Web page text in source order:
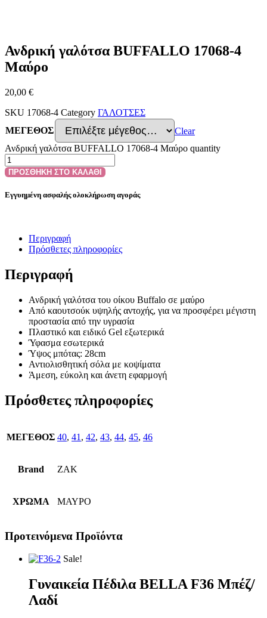
Ανδρική γαλότσα BUFFALLO 17068-4
Μαύρο
20,00 €
SKU 17068-4 Category ΓΑΛΟΤΣΕΣ
ΜΕΓΕΘΟΣ
Clear
Ανδρική γαλότσα BUFFALLO 17068-4 Μαύρο quantity
ΠΡΟΣΘΗΚΗ ΣΤΟ ΚΑΛΑΘΙ
Εγγυημένη ασφαλής ολοκλήρωση αγοράς
Περιγραφή
Πρόσθετες πληροφορίες
Περιγραφή
Ανδρική γαλότσα του οίκου Buffalo σε μαύρο
Από καουτσούκ υψηλής αντοχής, για να προσφέρει μέγιστη
προστασία από την υγρασία
Πλαστικό και ειδικό Gel εξωτερικά
Ύφασμα εσωτερικά
Ύψος μπότας: 28cm
Αντιολισθητική σόλα με κοψίματα
Άμεση, εύκολη και άνετη εφαρμογή
Πρόσθετες πληροφορίες
ΜΕΓΕΘΟΣ 40, 41 , 42, 43, 44, 45, 46
Brand ZAK
ΧΡΩΜΑ ΜΑΥΡΟ
Προτεινόμενα Προϊόντα
Sale!
Γυναικεία Πέδιλα BELLA F36 Μπέζ/
Λαδί